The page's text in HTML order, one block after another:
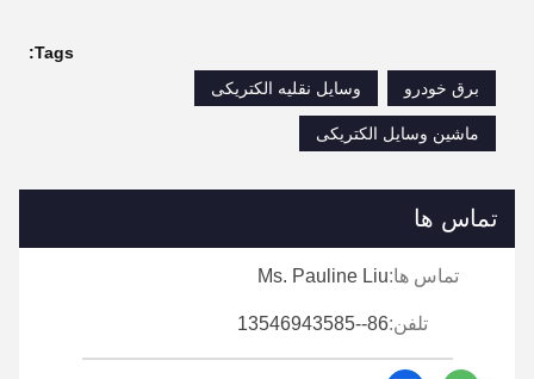
Tags:
برق خودرو
وسایل نقلیه الکتریکی
ماشین وسایل الکتریکی
تماس ها
تماس ها:Ms. Pauline Liu
تلفن:86--13546943585